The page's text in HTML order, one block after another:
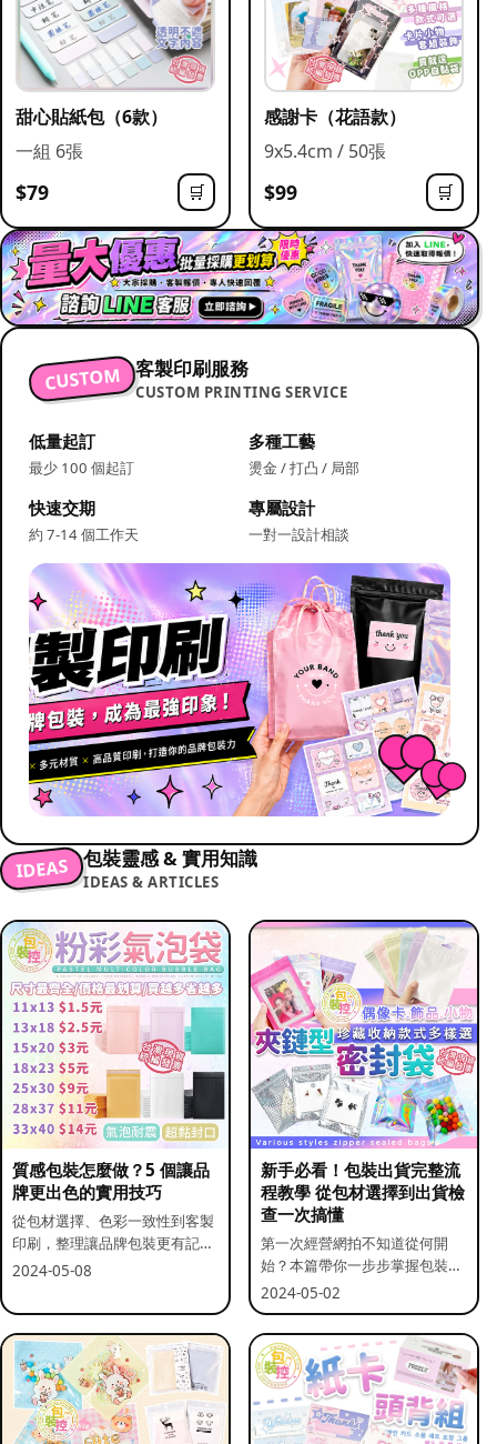
甜心貼紙包（6款）
一組 6張
$79 🛒
感謝卡（花語款）
9x5.4cm / 50張
$99 🛒
CUSTOM 客製印刷服務
CUSTOM PRINTING SERVICE
低量起訂
最少 100 個起訂
多種工藝
燙金 / 打凸 / 局部
快速交期
約 7-14 個工作天
專屬設計
一對一設計相談
IDEAS 包裝靈感 & 實用知識
IDEAS & ARTICLES
質感包裝怎麼做？5 個讓品
牌更出色的實用技巧
從包材選擇、色彩一致性到客製
印刷，整理讓品牌包裝更有記憶
點的實用做法。
2024-05-08
新手必看！包裝出貨完整流
程教學 從包材選擇到出貨檢
查一次搞懂
第一次經營網拍不知道從何開
始？本篇帶你一步步掌握包裝流
程與出貨前檢查重點。
2024-05-02